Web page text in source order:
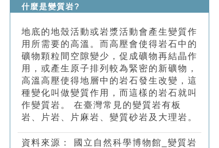
索引選單
知識索引
單字索引
生命大百科索引
遊戲專區
教學應用
貓頭鷹博士
什麼是變質岩?
地底的地殼活動或岩漿活動會產生變質作
用所需要的高溫。而高壓會使得岩石中的
礦物顆粒間空隙變少，促成礦物再結晶作
用，或產生原子排列較為緊密的新礦物，
高溫高壓使得地層中的岩石發生改變，這
種變化叫做變質作用，而這樣的岩石就叫
作變質岩。 在臺灣常見的變質岩有板
岩、片岩、片麻岩、變質砂岩及大理岩。
資料來源：
國立自然科學博物館_變質岩